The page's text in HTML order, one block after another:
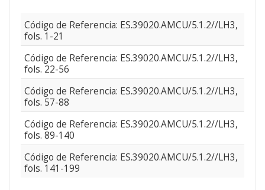
Código de Referencia: ES.39020.AMCU/5.1.2//LH3,
fols. 1-21
Código de Referencia: ES.39020.AMCU/5.1.2//LH3,
fols. 22-56
Código de Referencia: ES.39020.AMCU/5.1.2//LH3,
fols. 57-88
Código de Referencia: ES.39020.AMCU/5.1.2//LH3,
fols. 89-140
Código de Referencia: ES.39020.AMCU/5.1.2//LH3,
fols. 141-199